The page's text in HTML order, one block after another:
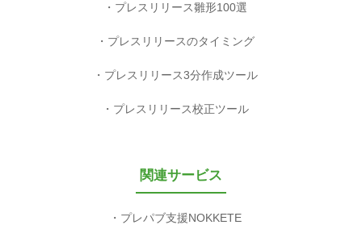
プレスリリース雛形100選
プレスリリースのタイミング
プレスリリース3分作成ツール
プレスリリース校正ツール
関連サービス
プレパブ支援NOKKETE